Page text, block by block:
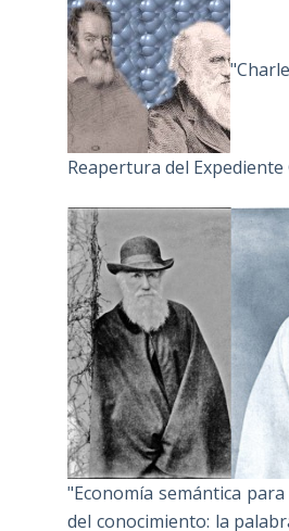
Reapertura del Expediente
"Economía semántica
del conocimiento: la